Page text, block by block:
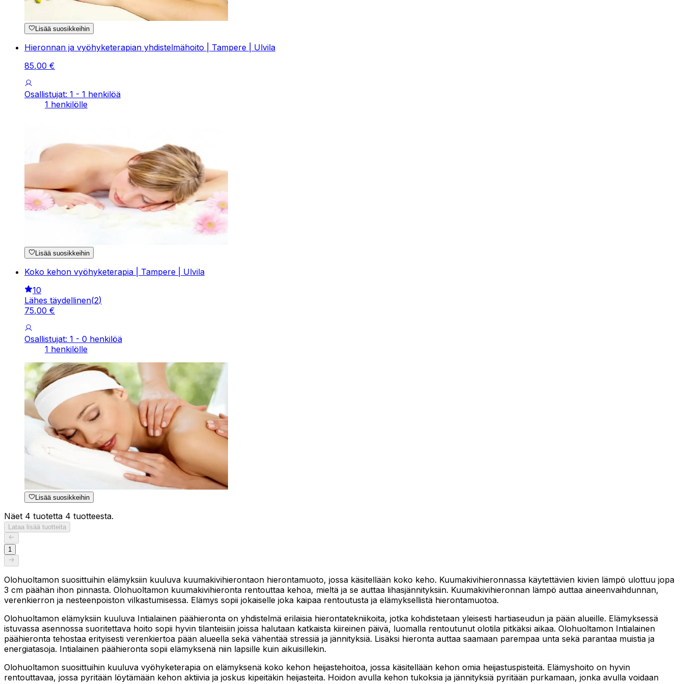
Lisää suosikkeihin
Hieronnan ja vyöhyketerapian yhdistelmähoito | Tampere | Ulvila
85,00 €
Osallistujat: 1 - 1 henkilöä
1 henkilölle
Lisää suosikkeihin
Koko kehon vyöhyketerapia | Tampere | Ulvila
10
Lähes täydellinen(2)
75,00 €
Osallistujat: 1 - 0 henkilöä
1 henkilölle
Lisää suosikkeihin
Näet 4 tuotetta 4 tuotteesta.
Lataa lisää tuotteita
1
Olohuoltamon suosittuihin elämyksiin kuuluva kuumakivihierontaon hierontamuoto, jossa käsitellään koko keho. Kuumakivihieronnassa käytettävien kivien lämpö ulottuu jopa
3 cm päähän ihon pinnasta. Olohuoltamon kuumakivihieronta rentouttaa kehoa, mieltä ja se auttaa lihasjännityksiin. Kuumakivihieronnan lämpö auttaa aineenvaihdunnan,
verenkierron ja nesteenpoiston vilkastumisessa. Elämys sopii jokaiselle joka kaipaa rentoutusta ja elämyksellistä hierontamuotoa.
Olohuoltamon elämyksiin kuuluva Intialainen päähieronta on yhdistelmä erilaisia hierontatekniikoita, jotka kohdistetaan yleisesti hartiaseudun ja pään alueille. Elämyksessä
istuvassa asennossa suoritettava hoito sopii hyvin tilanteisiin joissa halutaan katkaista kiireinen päivä, luomalla rentoutunut olotila pitkäksi aikaa. Olohuoltamon Intialainen
päähieronta tehostaa erityisesti verenkiertoa pään alueella sekä vähentää stressiä ja jännityksiä. Lisäksi hieronta auttaa saamaan parempaa unta sekä parantaa muistia ja
energiatasoja. Intialainen päähieronta sopii elämyksenä niin lapsille kuin aikuisillekin.
Olohuoltamon suosittuihin kuuluva vyöhyketerapia on elämyksenä koko kehon heijastehoitoa, jossa käsitellään kehon omia heijastuspisteitä. Elämyshoito on hyvin
rentouttavaa, jossa pyritään löytämään kehon aktiivia ja joskus kipeitäkin heijasteita. Hoidon avulla kehon tukoksia ja jännityksiä pyritään purkamaan, jonka avulla voidaan